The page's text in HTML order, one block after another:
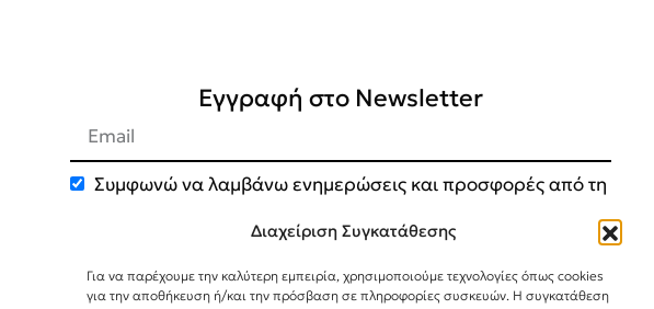
Διαχείριση Συγκατάθεσης
Για να παρέχουμε την καλύτερη εμπειρία, χρησιμοποιούμε τεχνολογίες όπως cookies
για την αποθήκευση ή/και την πρόσβαση σε πληροφορίες συσκευών. Η συγκατάθεση
Εγγραφή στο Newsletter
Συμφωνώ να λαμβάνω ενημερώσεις και προσφορές από τη